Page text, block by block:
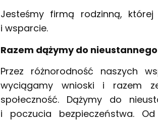
Jesteśmy firmą rodzinną,
i wsparcie.
Razem dążymy do
Przez różnorodność naszych
wyciągamy wnioski i razem
społeczność. Dążymy do
i poczucia bezpieczeństwa.